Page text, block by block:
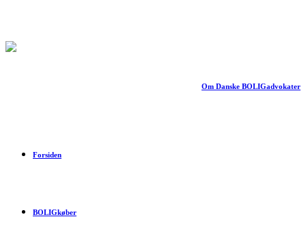
Om Danske BOLIGadvokater
Forsiden
BOLIGkøber